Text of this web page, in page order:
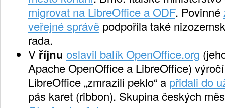
migrovat na LibreOffice a ODF. Povinné
veřejné správě podpořila také
rada.
V říjnu oslavil balík OpenOffice.org
Apache OpenOffice a LibreOffice)
LibreOffice „zmrazili peklo“ a přidali do
pás karet (ribbon). Skupina českých